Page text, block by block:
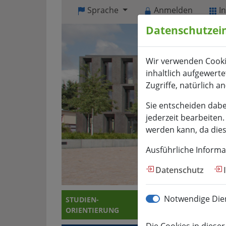
Sprache Anmelden
STUDIEN­
ORIENTIERUNG
STUDIERENDE
Wir verwenden
inhaltlich
Zugriffe, natürlich
Sie entscheiden
jederzeit
werden kann, da
Ausführliche
Datenschutz
Notwendige